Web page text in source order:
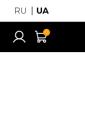
RU UA
0